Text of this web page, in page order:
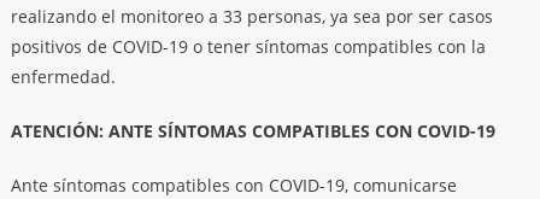
realizando el monitoreo a 33 personas, ya sea por ser casos
positivos de COVID-19 o tener síntomas compatibles con la
enfermedad.
ATENCIÓN: ANTE SÍNTOMAS COMPATIBLES CON COVID-19
Ante síntomas compatibles con COVID-19, comunicarse